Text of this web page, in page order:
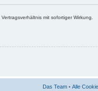
mit sofortiger Wirkung.
Das Team • Alle